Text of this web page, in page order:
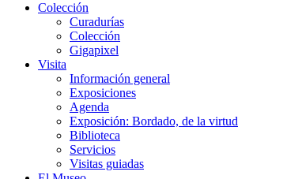
Colección
Curadurías
Colección
Gigapixel
Visita
Información general
Exposiciones
Agenda
Exposición: Bordado, de la virtud
Biblioteca
Servicios
Visitas guiadas